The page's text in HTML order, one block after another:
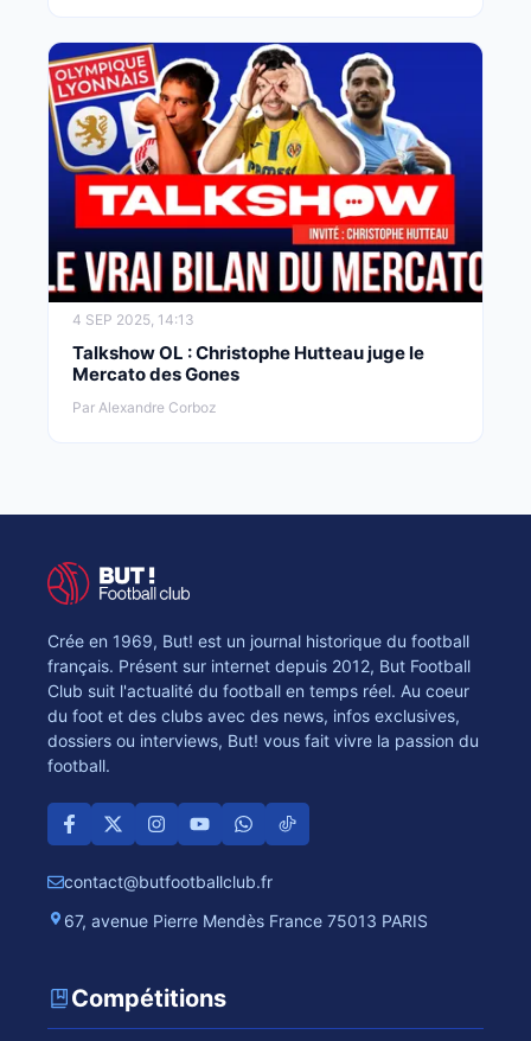
4 SEP 2025, 14:13
Talkshow OL : Christophe Hutteau juge le
Mercato des Gones
Par Alexandre Corboz
Crée en 1969, But! est un journal historique du football
français. Présent sur internet depuis 2012, But Football
Club suit l'actualité du football en temps réel. Au coeur
du foot et des clubs avec des news, infos exclusives,
dossiers ou interviews, But! vous fait vivre la passion du
football.
contact@butfootballclub.fr
67, avenue Pierre Mendès France 75013 PARIS
Compétitions